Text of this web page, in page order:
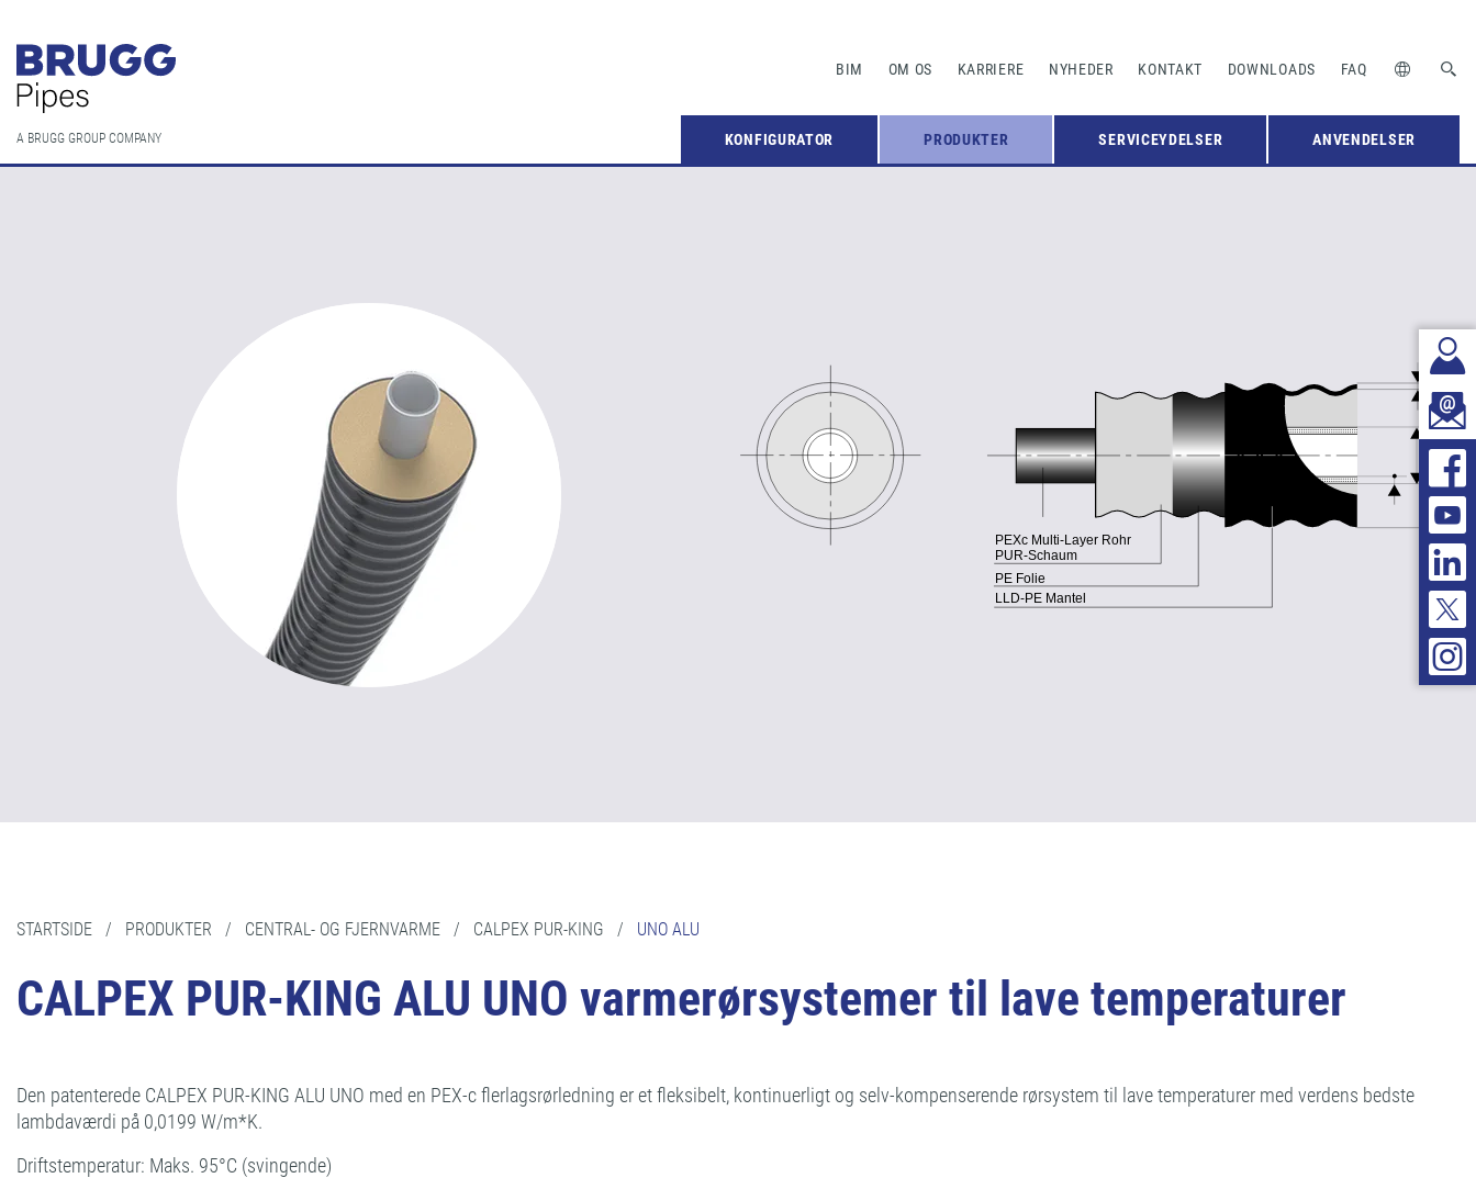
BIM OM OS KARRIERE NYHEDER KONTAKT DOWNLOADS FAQ
A BRUGG GROUP COMPANY KONFIGURATOR PRODUKTER SERVICEYDELSER ANVENDELSER
STARTSIDE / PRODUKTER / CENTRAL- OG FJERNVARME / CALPEX PUR-KING / UNO ALU
CALPEX PUR-KING ALU UNO varmerørsystemer til lave temperaturer
Den patenterede CALPEX PUR-KING ALU UNO med en PEX-c flerlagsrørledning er et fleksibelt, kontinuerligt og selv-kompenserende rørsystem til lave temperaturer med verdens bedste
lambdaværdi på 0,0199 W/m*K.
Driftstemperatur: Maks. 95°C (svingende)